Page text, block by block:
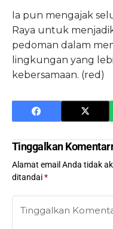
Ia pun mengajak
Raya untuk
pedoman dalam
lingkungan yang
kebersamaan. (red)
Tinggalkan
Alamat email Anda tidak
ditandai*